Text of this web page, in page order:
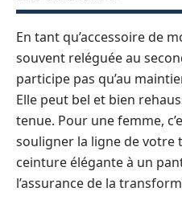
En tant qu’accessoire de
souvent reléguée au
participe pas qu’au
Elle peut bel et bien
tenue. Pour une femme,
souligner la ligne de votre
ceinture élégante à un
l’assurance de la